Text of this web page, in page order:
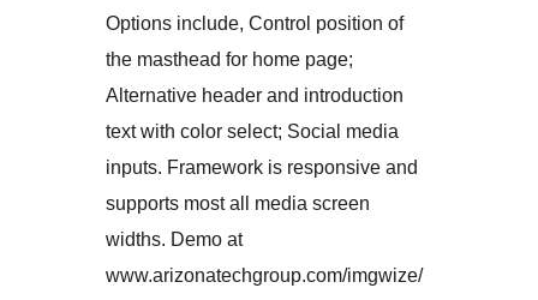
Options include, Control position of
the masthead for home page;
Alternative header and introduction
text with color select; Social media
inputs. Framework is responsive and
supports most all media screen
widths. Demo at
www.arizonatechgroup.com/imgwize/